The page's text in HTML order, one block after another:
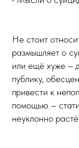
Не стоит
размышляет о
или ещё хуже –
публику,
привести к
помощью –
неуклонно